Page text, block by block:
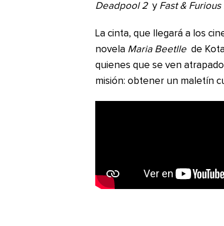
Deadpool 2 yFast & Furious
La cinta, que llegará a los
novela Maria Beetlle de
quienes que se ven
misión: obtener un maletín